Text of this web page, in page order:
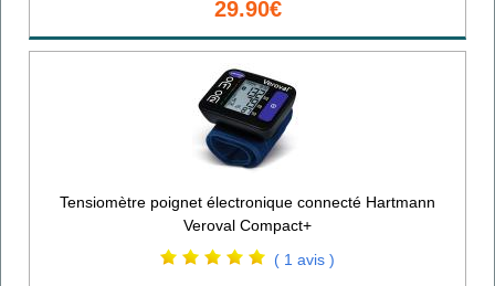
29.90€
Tensiomètre poignet électronique connecté Hartmann
Veroval Compact+
( 1 avis )